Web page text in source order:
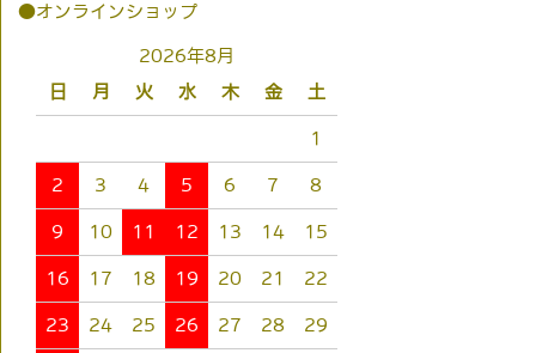
●オンラインショップ
2026年8月
日
月 火 水 木 金 土
1
2 3 4 5 6 7 8
9 10 11 12 13 14 15
16 17 18 19 20 21 22
23 24 25 26 27 28 29